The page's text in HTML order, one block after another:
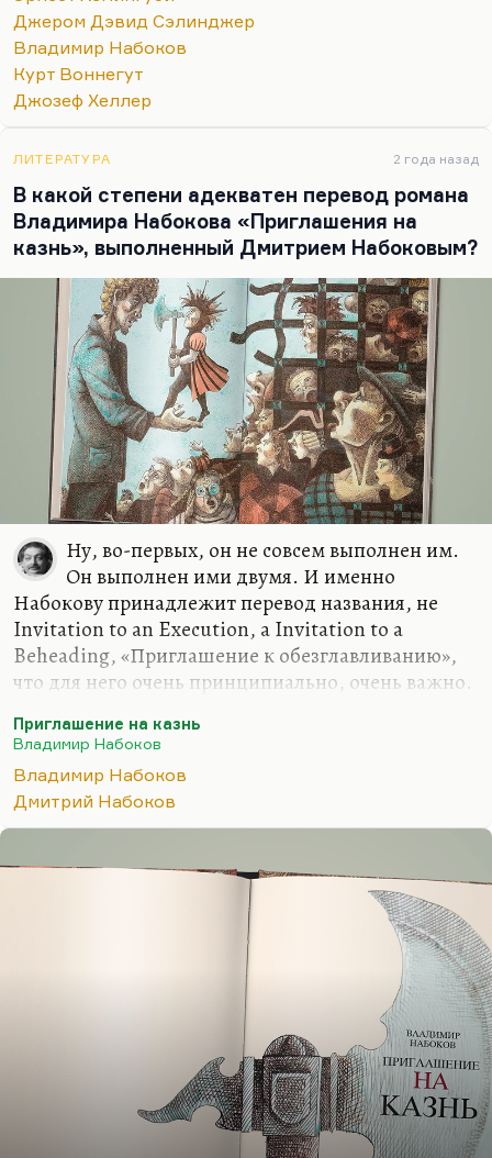
в минуты, когда Хемингуэй переживал
последний всплеск гениальности. Все остальное,
что он делал в это время, не годилось никуда.
«Острова в океане», которые так любила
пройденного. Вещь получилась
посмертно издали, там есть…
Джером Дэвид Сэлинджер
Владимир Набоков
Курт Воннегут
Джозеф Хеллер
ЛИТЕРАТУРА 2 года назад
В какой степени адекватен перевод романа
Владимира Набокова «Приглашения на
казнь», выполненный Дмитрием Набоковым?
Ну, во-первых, он не совсем выполнен им.
Он выполнен ими двумя. И именно
Набокову принадлежит перевод названия, не
Invitation to an Execution, а Invitation to a
Beheading, «Приглашение к обезглавливанию»,
что для него очень принципиально, очень важно.
понимаете, какие-то вещи там непереводимы.
Например, ударили часы, и их отгул, перегул и
загулок вели себя подобающим образом. Я очень
был разочарован, узнав, что многие
романе совершенно утрачены. Но это,
понимаете, принципиальная набоковская
установка. Он считал, что переводить надо точно,
и поэтому многие созвучия, вот эти каламбуры -
Приглашение на казнь
Владимир Набоков
Владимир Набоков
Дмитрий Набоков